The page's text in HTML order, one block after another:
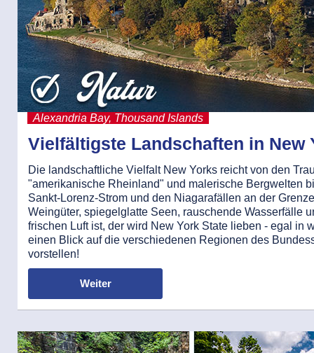
Alexandria Bay, Thousand Islands
Vielfältigste Landschaften in New
Die landschaftliche Vielfalt New Yorks reicht von den
"amerikanische Rheinland" und malerische Bergwelten
Sankt-Lorenz-Strom und den Niagarafällen an der
Weingüter, spiegelglatte Seen, rauschende Wasserfälle
frischen Luft ist, der wird New York State lieben - egal in
einen Blick auf die verschiedenen Regionen des
vorstellen!
Weiter